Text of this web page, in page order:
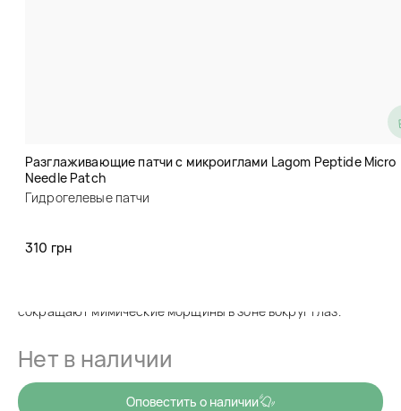
Разглаживающие патчи с микроиглами Lagom Peptide Micro
Needle Patch
Гидрогелевые патчи
310 грн
Гидрогелевые патчи
(2)
Тонизируют, увлажняют, устраняют отечность.
сокращают мимические морщины в зоне вокруг глаз.
Нет в наличии
Оповестить о наличии